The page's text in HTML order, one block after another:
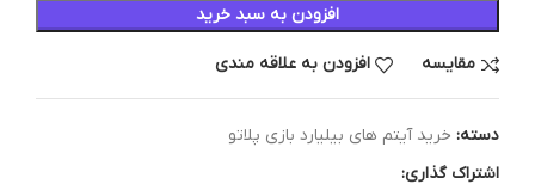
افزودن به سبد خرید
مقایسه افزودن به علاقه مندی
دسته: خرید آیتم های بیلیارد بازی پلاتو
اشتراک گذاری: